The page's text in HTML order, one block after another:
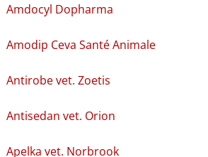
Amdocyl Dopharma
Amodip Ceva Santé Animale
Antirobe vet. Zoetis
Antisedan vet. Orion
Apelka vet. Norbrook